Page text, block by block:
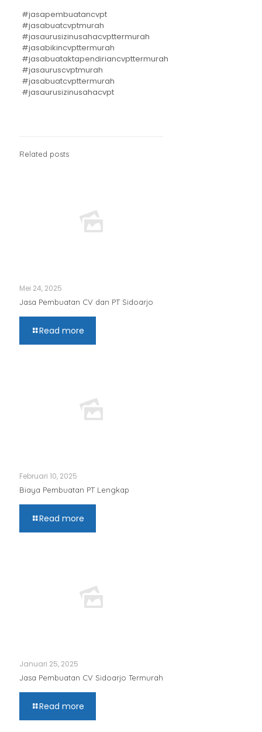
#jasapembuatancvpt
#jasabuatcvptmurah
#jasaurusizinusahacvpttermurah
#jasabikincvpttermurah
#jasabuataktapendiriancvpttermurah
#jasauruscvptmurah
#jasabuatcvpttermurah
#jasaurusizinusahacvpt
Related posts
Mei 24, 2025
Jasa Pembuatan CV dan PT Sidoarjo
Read more
Februari 10, 2025
Biaya Pembuatan PT Lengkap
Read more
Januari 25, 2025
Jasa Pembuatan CV Sidoarjo Termurah
Read more